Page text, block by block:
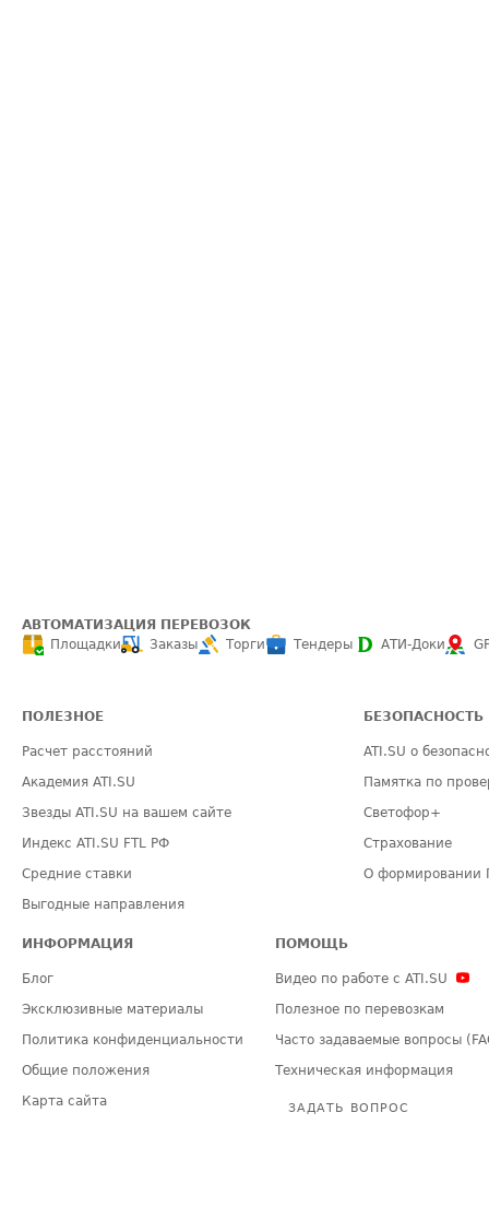
АВТОМАТИЗАЦИЯ ПЕРЕВОЗОК
Площадки
Заказы Торги Тендеры АТИ-Доки
ПОЛЕЗНОЕ
Расчет расстояний
Академия ATI.SU
Звезды ATI.SU на вашем сайте
Индекс ATI.SU FTL РФ
Средние ставки
Выгодные направления
БЕЗОПАСНОСТЬ
ATI.SU о
Памятка по
Светофор+
Страхование
О формировании
ИНФОРМАЦИЯ
Блог
Эксклюзивные материалы
Политика конфиденциальности
Общие положения
Карта сайта
ПОМОЩЬ
Видео по работе с ATI.SU
Полезное по перевозкам
Часто задаваемые вопросы
Техническая информация
ЗАДАТЬ ВОПРОС